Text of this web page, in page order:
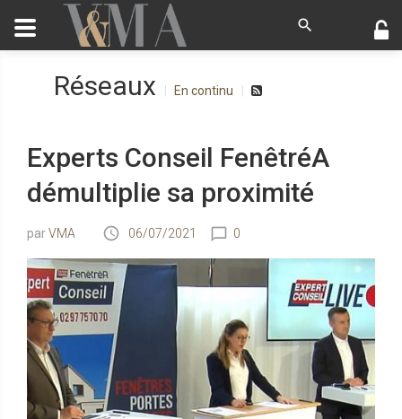
Réseaux En continu
Experts Conseil FenêtréA
démultiplie sa proximité
VMA 06/07/2021 0